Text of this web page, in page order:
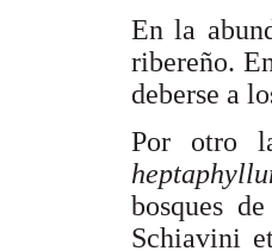
En la
ribereño.
deberse a
Por otro
bosques
Schiavini